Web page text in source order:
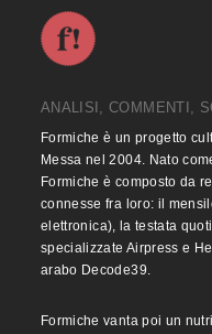
ANALISI, COMMENTI,
Formiche è un progetto
Messa nel 2004. Nato
Formiche è composto da
connesse fra loro: il
elettronica), la testata
specializzate Airpress e
arabo Decode39.
Formiche vanta poi un